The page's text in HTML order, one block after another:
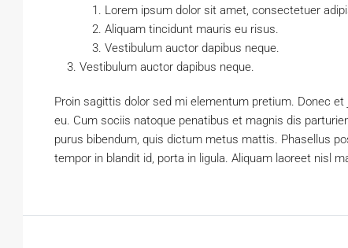
Lorem ipsum dolor sit amet, consectetuer
Aliquam tincidunt mauris eu risus.
Vestibulum auctor dapibus neque.
Vestibulum auctor dapibus neque.
Proin sagittis dolor sed mi elementum pretium. Donec
eu. Cum sociis natoque penatibus et magnis dis
purus bibendum, quis dictum metus mattis. Phasellus
tempor in blandit id, porta in ligula. Aliquam laoreet nisl